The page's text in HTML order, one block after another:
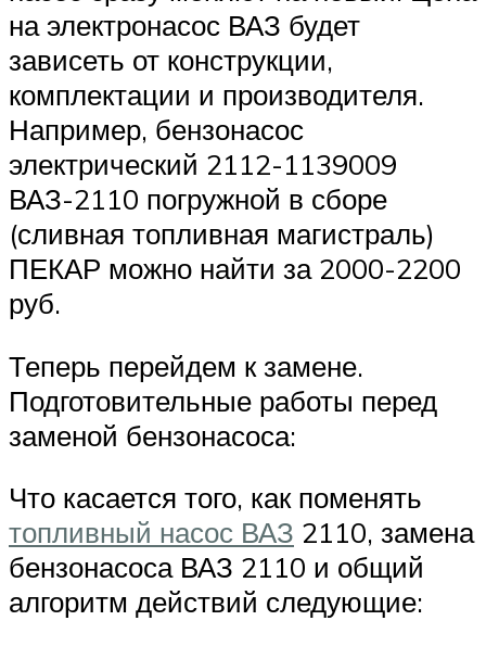
на электронасос ВАЗ будет
зависеть от конструкции,
комплектации и производителя.
Например, бензонасос
электрический 2112-1139009
ВАЗ-2110 погружной в сборе
(сливная топливная магистраль)
ПЕКАР можно найти за 2000-2200
руб.
Теперь перейдем к замене.
Подготовительные работы перед
заменой бензонасоса:
Что касается того, как поменять
топливный насос ВАЗ 2110, замена
бензонасоса ВАЗ 2110 и общий
алгоритм действий следующие: